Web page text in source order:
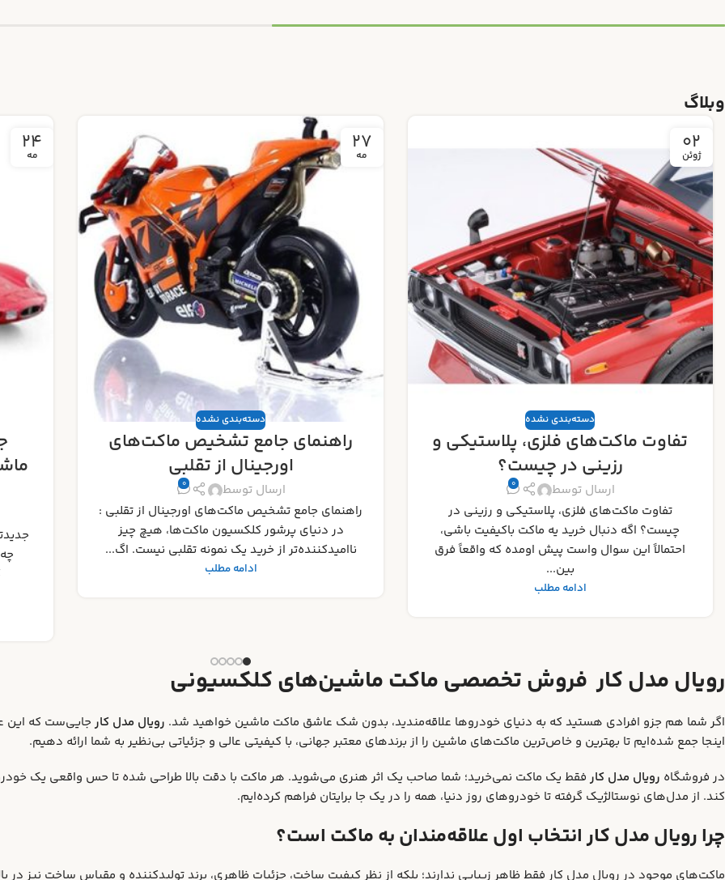
وبلاگ
27
مه
دسته‌بندی نشده
راهنمای جامع تشخیص ماکت‌های
اورجینال از تقلبی
ارسال توسط 0
راهنمای جامع تشخیص ماکت‌های اورجینال از تقلبی :
در دنیای پرشور کلکسیون ماکت‌ها، هیچ چیز
ناامیدکننده‌تر از خرید یک نمونه تقلبی نیست. اگ...
ادامه مطلب
24
مه
دسته‌بندی نشده
جدیدترین رونمایی‌ های ماکت
ماشین ۲۰۲۵ : منتظر چه مدل‌هایی
باشیم؟
ارسال توسط 0
جدیدترین رونمایی‌ های ماکت ماشین ۲۰۲۵ : منتظر
چه مدل‌هایی باشیم؟ دنیای جذاب ماکت‌های
کلکسیونی همواره در حال تکامل و ارائه
18
مه
جامع
رویال مدل کار فروش تخصصی ماکت ماشین‌های کلکسیونی
اگر شما هم جزو افرادی هستید که به دنیای خودروها علاقه‌مندید، بدون شک عاشق ماکت ماشین خواهید شد. رویال مدل کار جایی‌ست که این
اینجا جمع شده‌ایم تا بهترین و خاص‌ترین ماکت‌های ماشین را از برندهای معتبر جهانی، با کیفیتی عالی و جزئیاتی بی‌نظیر به شما ارائه دهیم.
در فروشگاه رویال مدل کار فقط یک ماکت نمی‌خرید؛ شما صاحب یک اثر هنری می‌شوید. هر ماکت با دقت بالا طراحی شده تا حس واقعی یک
کند. از مدل‌های نوستالژیک گرفته تا خودروهای روز دنیا، همه را در یک جا برایتان فراهم کرده‌ایم.
چرا رویال مدل کار انتخاب اول علاقه‌مندان به ماکت است؟
ماکت‌های موجود در رویال مدل کار فقط ظاهر زیبایی ندارند؛ بلکه از نظر کیفیت ساخت، جزئیات ظاهری، برند تولیدکننده و مقیاس ساخت نیز در